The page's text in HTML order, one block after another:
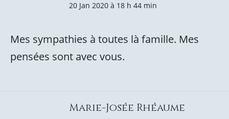
20 Jan 2020 à 18 h 44 min
Mes sympathies à toutes là famille. Mes
pensées sont avec vous.
Marie-Josée Rhéaume